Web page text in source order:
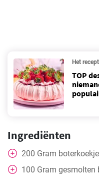
Het
TOP
Ingrediënten
200 Gram
100 Gram gesmolten